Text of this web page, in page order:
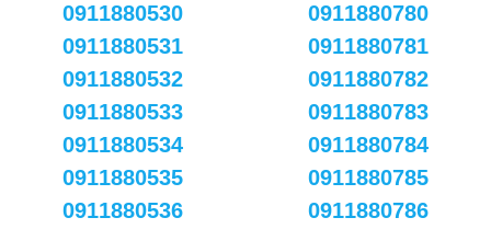
0911880530
0911880531
0911880532
0911880533
0911880534
0911880535
0911880536
0911880780
0911880781
0911880782
0911880783
0911880784
0911880785
0911880786